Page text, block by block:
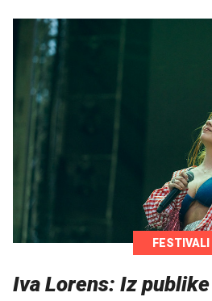
FESTIVALI
Iva Lorens: Iz